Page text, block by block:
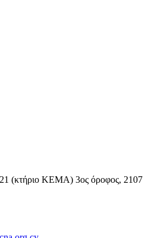
(κτήριο ΚΕΜΑ) 3ος όροφος, 2107